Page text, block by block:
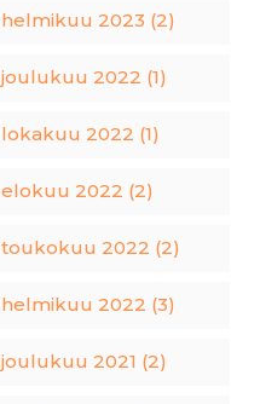
helmikuu 2023 (2)
joulukuu 2022 (1)
lokakuu 2022 (1)
elokuu 2022 (2)
toukokuu 2022 (2)
helmikuu 2022 (3)
joulukuu 2021 (2)